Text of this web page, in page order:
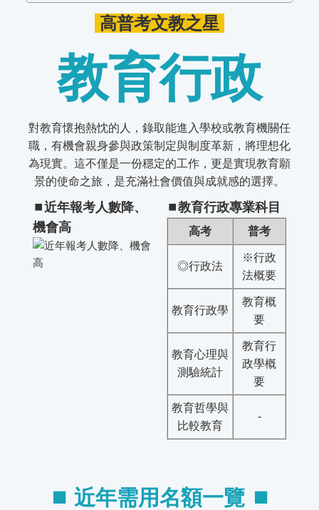
高普考文教之星
教育行政
對教育懷抱熱忱的人，錄取能進入學校或教育機關任
職，有機會親身參與政策制定與制度革新，將理想化
為現實。這不僅是一份穩定的工作，更是實現教育願
景的使命之旅，是充滿社會價值與成就感的選擇。
⏹︎近年報考人數降、
機會高
⏹教育行政專業科目
高考 普考
◎行政法
※行政
法概要
教育行政學
教育概
要
教育心理與
測驗統計
教育行
政學概
要
教育哲學與
比較教育
-
⏹︎ 近年需用名額一覽 ⏹︎